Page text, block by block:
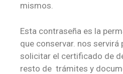
mismos.
Esta contraseña es la
que conservar. nos
solicitar el certificado de
resto de trámites y